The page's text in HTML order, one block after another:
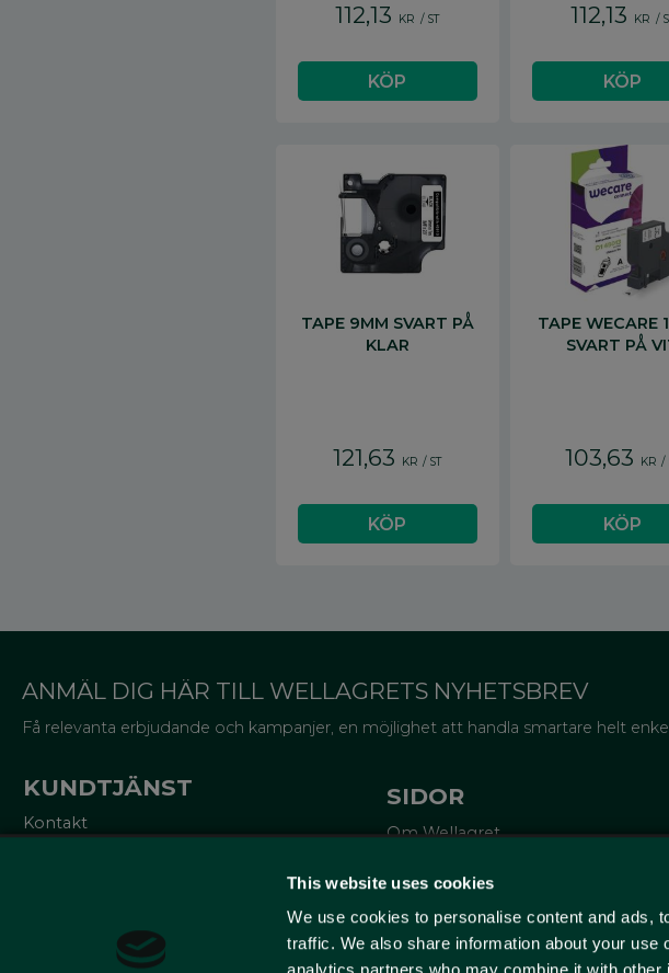
This website uses cookies
We use cookies to personalise content and ads,
traffic. We also share information about your
112,13 KR / ST 112,13 KR /
TAPE 9MM SVART PÅ
KLAR
121,63 KR / ST
TAPE WECARE
SVART PÅ
103,63 KR /
ANMÄL DIG HÄR TILL WELLAGRETS NYHETSBREV
Få relevanta erbjudande och kampanjer, en möjlighet att handla smartare helt
KUNDTJÄNST
Kontakt
SIDOR
Om Wellagret
Miljö och certifieringar
Om emballage
10% på ditt första köp